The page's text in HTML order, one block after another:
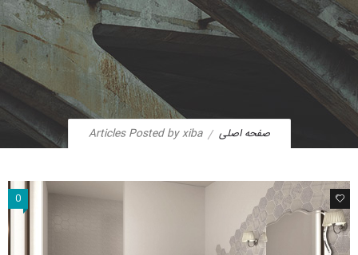
صفحه اصلی Articles Posted by xiba
0 1